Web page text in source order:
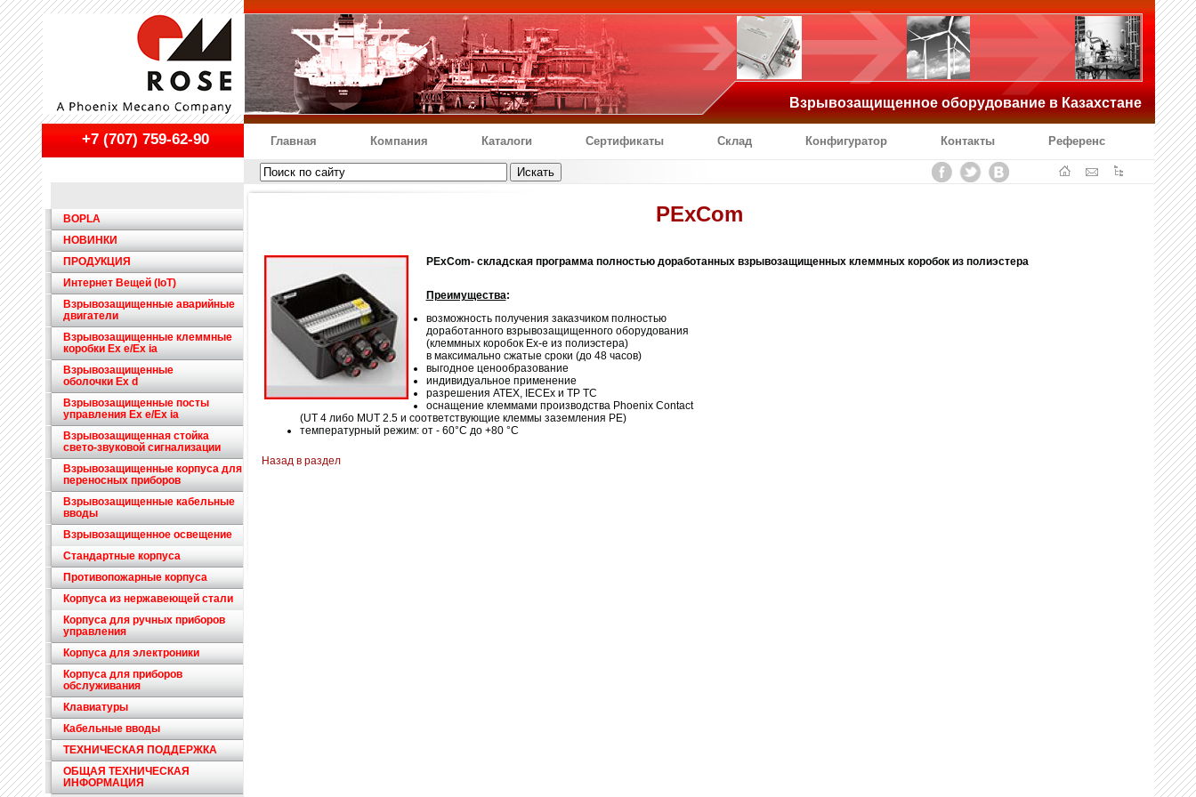
Взрывозащищенное оборудование в Казахстане
+7 (707) 759-62-90
BOPLA
НОВИНКИ
ПРОДУКЦИЯ
Интернет Вещей (IoT)
Взрывозащищенные аварийные
двигатели
Взрывозащищенные клеммные
коробки Ex e/Ex ia
Взрывозащищенные
оболочки Ex d
Взрывозащищенные посты
управления Ex e/Ex ia
Взрывозащищенная стойка
свето-звуковой сигнализации
Взрывозащищенные корпуса для
переносных приборов
Взрывозащищенные кабельные
вводы
Взрывозащищенное освещение
Стандартные корпуса
Противопожарные корпуса
Корпуса из нержавеющей стали
Корпуса для ручных приборов
управления
Корпуса для электроники
Корпуса для приборов
обслуживания
Клавиатуры
Кабельные вводы
ТЕХНИЧЕСКАЯ ПОДДЕРЖКА
ОБЩАЯ ТЕХНИЧЕСКАЯ
ИНФОРМАЦИЯ
Главная Компания Каталоги Сертификаты Склад Конфигуратор Контакты Референс
PExCom
PExCom- складская программа полностью доработанных взрывозащищенных клеммных коробок из полиэстера
Преимущества:
возможность получения заказчиком полностью
доработанного взрывозащищенного оборудования
(клеммных коробок Ex-e из полиэстера)
в максимально сжатые сроки (до 48 часов)
выгодное ценообразование
индивидуальное применение
разрешения ATEX, IECEx и ТР ТС
оснащение клеммами производства Phoenix Contact
(UT 4 либо MUT 2.5 и соответствующие клеммы заземления PE)
температурный режим: от - 60°C до +80 °C
Назад в раздел